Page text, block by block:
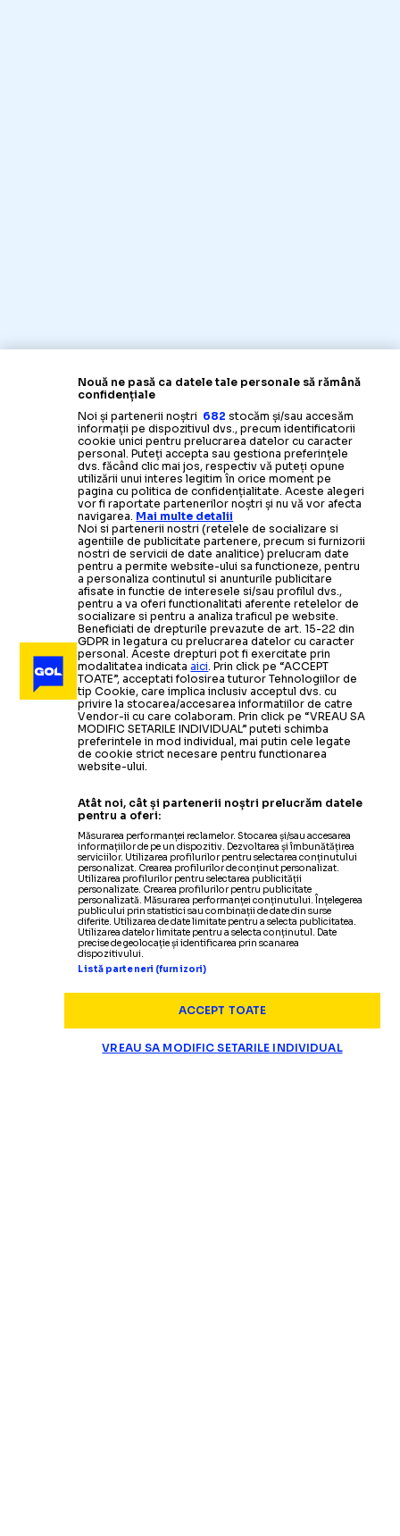
Nouă ne pasă ca datele tale personale să rămână
confidențiale
Noi și partenerii noștri 682 stocăm și/sau accesăm
informații pe dispozitivul dvs., precum identificatorii
cookie unici pentru prelucrarea datelor cu caracter
personal. Puteți accepta sau gestiona preferințele
dvs. făcând clic mai jos, respectiv vă puteți opune
utilizării unui interes legitim în orice moment pe
pagina cu politica de confidențialitate. Aceste alegeri
vor fi raportate partenerilor noștri și nu vă vor afecta
navigarea. Mai multe detalii
Noi si partenerii nostri (retelele de socializare si
agentiile de publicitate partenere, precum si furnizorii
nostri de servicii de date analitice) prelucram date
pentru a permite website-ului sa functioneze, pentru
a personaliza continutul si anunturile publicitare
afisate in functie de interesele si/sau profilul dvs.,
pentru a va oferi functionalitati aferente retelelor de
socializare si pentru a analiza traficul pe website.
Beneficiati de drepturile prevazute de art. 15-22 din
GDPR in legatura cu prelucrarea datelor cu caracter
personal. Aceste drepturi pot fi exercitate prin
modalitatea indicataaici. Prin click pe “ACCEPT
TOATE”, acceptati folosirea tuturor Tehnologiilor de
tip Cookie, care implica inclusiv acceptul dvs. cu
privire la stocarea/accesarea informatiilor de catre
Vendor-ii cu care colaboram. Prin click pe “VREAU SA
MODIFIC SETARILE INDIVIDUAL” puteti schimba
preferintele in mod individual, mai putin cele legate
de cookie strict necesare pentru functionarea
website-ului.
Atât noi, cât și partenerii noștri prelucrăm datele
pentru a oferi:
Măsurarea performanței reclamelor. Stocarea și/sau accesarea
informațiilor de pe un dispozitiv. Dezvoltarea și îmbunătățirea
serviciilor. Utilizarea profilurilor pentru selectarea conținutului
personalizat. Crearea profilurilor de conținut personalizat.
Utilizarea profilurilor pentru selectarea publicității
personalizate. Crearea profilurilor pentru publicitate
personalizată. Măsurarea performanței conținutului. Înțelegerea
publicului prin statistici sau combinații de date din surse
diferite. Utilizarea de date limitate pentru a selecta publicitatea.
Utilizarea datelor limitate pentru a selecta conținutul. Date
precise de geolocație și identificarea prin scanarea
dispozitivului.
Listă parteneri (furnizori)
ACCEPT TOATE
VREAU SA MODIFIC SETARILE INDIVIDUAL